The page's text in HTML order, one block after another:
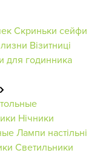
Скриньки сейфи
Візитниці
для годинника
Нічники
Лампи настільні
Светильники